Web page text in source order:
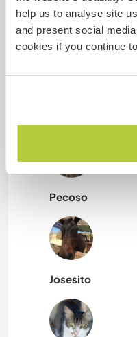
help us to analyse site
and present social
cookies if you continue
Lucero
Pecoso
Josesito